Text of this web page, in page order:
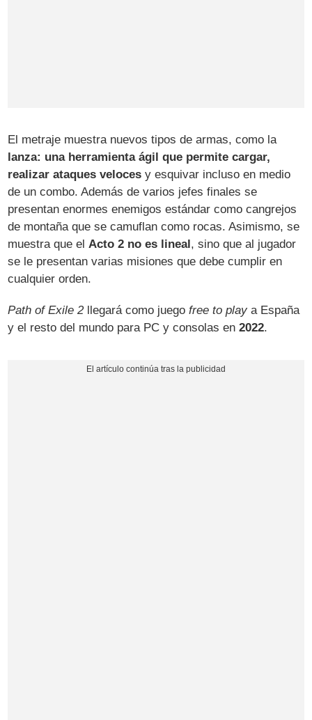
El metraje muestra nuevos tipos de armas, como la
lanza: una herramienta ágil que permite cargar,
realizar ataques veloces y esquivar incluso en medio
de un combo. Además de varios jefes finales se
presentan enormes enemigos estándar como cangrejos
de montaña que se camuflan como rocas. Asimismo, se
muestra que elActo 2 no es lineal , sino que al jugador
se le presentan varias misiones que debe cumplir en
cualquier orden.
Path of Exile 2llegará como juegofree to play a España
y el resto del mundo para PC y consolas en2022.